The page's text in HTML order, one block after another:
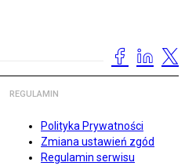
REGULAMIN
Polityka Prywatności
Zmiana ustawień zgód
Regulamin serwisu